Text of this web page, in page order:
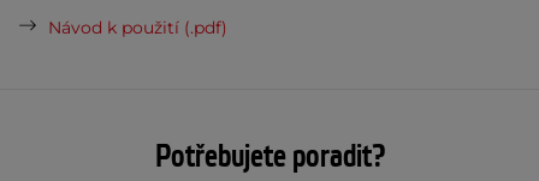
Návod k použití (.pdf)
Potřebujete poradit?